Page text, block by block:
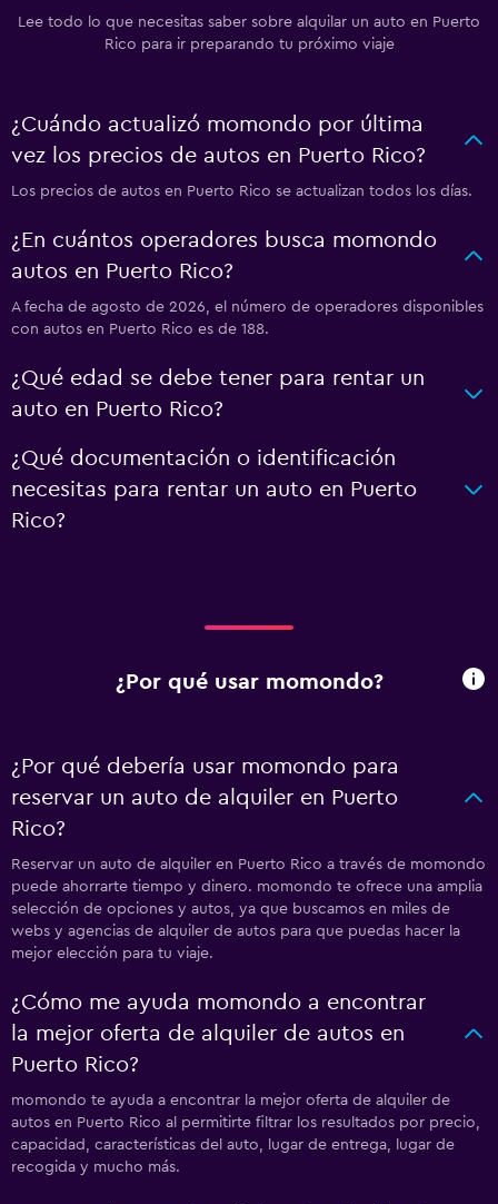
Lee todo lo que necesitas saber sobre alquilar un auto en Puerto
Rico para ir preparando tu próximo viaje
¿Cuándo actualizó momondo por última
vez los precios de autos en Puerto Rico?
Los precios de autos en Puerto Rico se actualizan todos los días.
¿En cuántos operadores busca momondo
autos en Puerto Rico?
A fecha de agosto de 2026, el número de operadores disponibles
con autos en Puerto Rico es de 188.
¿Qué edad se debe tener para rentar un
auto en Puerto Rico?
¿Qué documentación o identificación
necesitas para rentar un auto en Puerto
Rico?
¿Por qué usar momondo?
¿Por qué debería usar momondo para
reservar un auto de alquiler en Puerto
Rico?
Reservar un auto de alquiler en Puerto Rico a través de momondo
puede ahorrarte tiempo y dinero. momondo te ofrece una amplia
selección de opciones y autos, ya que buscamos en miles de
webs y agencias de alquiler de autos para que puedas hacer la
mejor elección para tu viaje.
¿Cómo me ayuda momondo a encontrar
la mejor oferta de alquiler de autos en
Puerto Rico?
momondo te ayuda a encontrar la mejor oferta de alquiler de
autos en Puerto Rico al permitirte filtrar los resultados por precio,
capacidad, características del auto, lugar de entrega, lugar de
recogida y mucho más.